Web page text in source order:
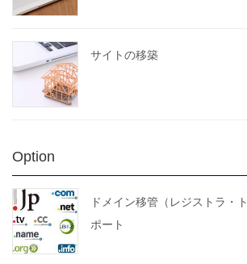
サイトの移築
Option
ドメイン移管（レジストラ・
ポート